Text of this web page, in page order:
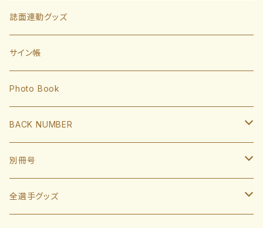
有原航平
前田悠伍
大関友久
甲斐拓也
海野隆司
大友宗
内野手
川瀬晃
山川穂高
外野手
近藤健介
中村晃
監督・コーチ
小久保裕紀監督
斉藤和巳
誌面連動グッズ
サイン帳
Photo Book
BACK NUMBER
2022
2021
別冊号
2019
全選手グッズ